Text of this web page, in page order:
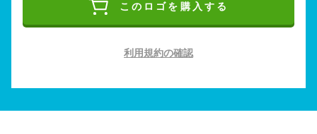
このロゴを購入する
利用規約の確認